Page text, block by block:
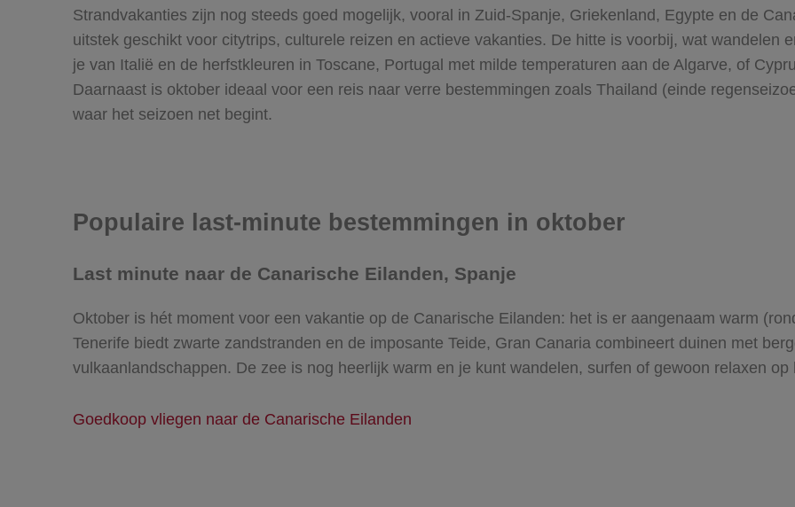
Strandvakanties zijn nog steeds goed mogelijk, vooral in Zuid-Spanje, Griekenland, Egypte en de
uitstek geschikt voor citytrips, culturele reizen en actieve vakanties. De hitte is voorbij, wat wandelen
je van Italië en de herfstkleuren in Toscane, Portugal met milde temperaturen aan de Algarve, of
Daarnaast is oktober ideaal voor een reis naar verre bestemmingen zoals Thailand (einde
waar het seizoen net begint.
Populaire last-minute bestemmingen in oktober
Last minute naar de Canarische Eilanden, Spanje
Oktober is hét moment voor een vakantie op de Canarische Eilanden: het is er aangenaam warm
Tenerife biedt zwarte zandstranden en de imposante Teide, Gran Canaria combineert duinen met
vulkaanlandschappen. De zee is nog heerlijk warm en je kunt wandelen, surfen of gewoon relaxen op
Goedkoop vliegen naar de Canarische Eilanden